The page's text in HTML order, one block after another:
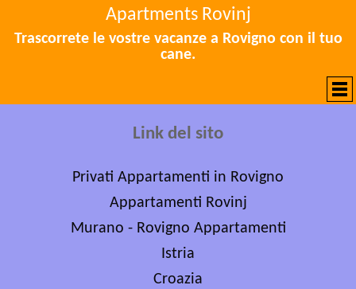
Apartments Rovinj
Trascorrete le vostre vacanze a Rovigno con il tuo
cane.
Link del sito
Privati Appartamenti in Rovigno
Appartamenti Rovinj
Murano - Rovigno Appartamenti
Istria
Croazia